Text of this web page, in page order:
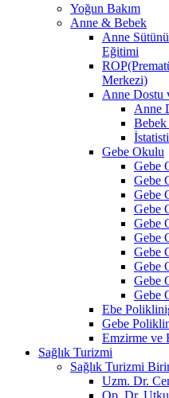
Yoğun Bakım
Anne & Bebek
Anne
Eğitimi
Merkezi)
Anne Dostu
Anne
Bebek
Gebe Okulu
Gebe
Gebe
Gebe
Gebe
Gebe
Gebe
Gebe
Gebe
Gebe
Gebe
Ebe
Gebe
Emzirme ve
Sağlık Turizmi
Sağlık Turizmi
Uzm. Dr.
Op. Dr.